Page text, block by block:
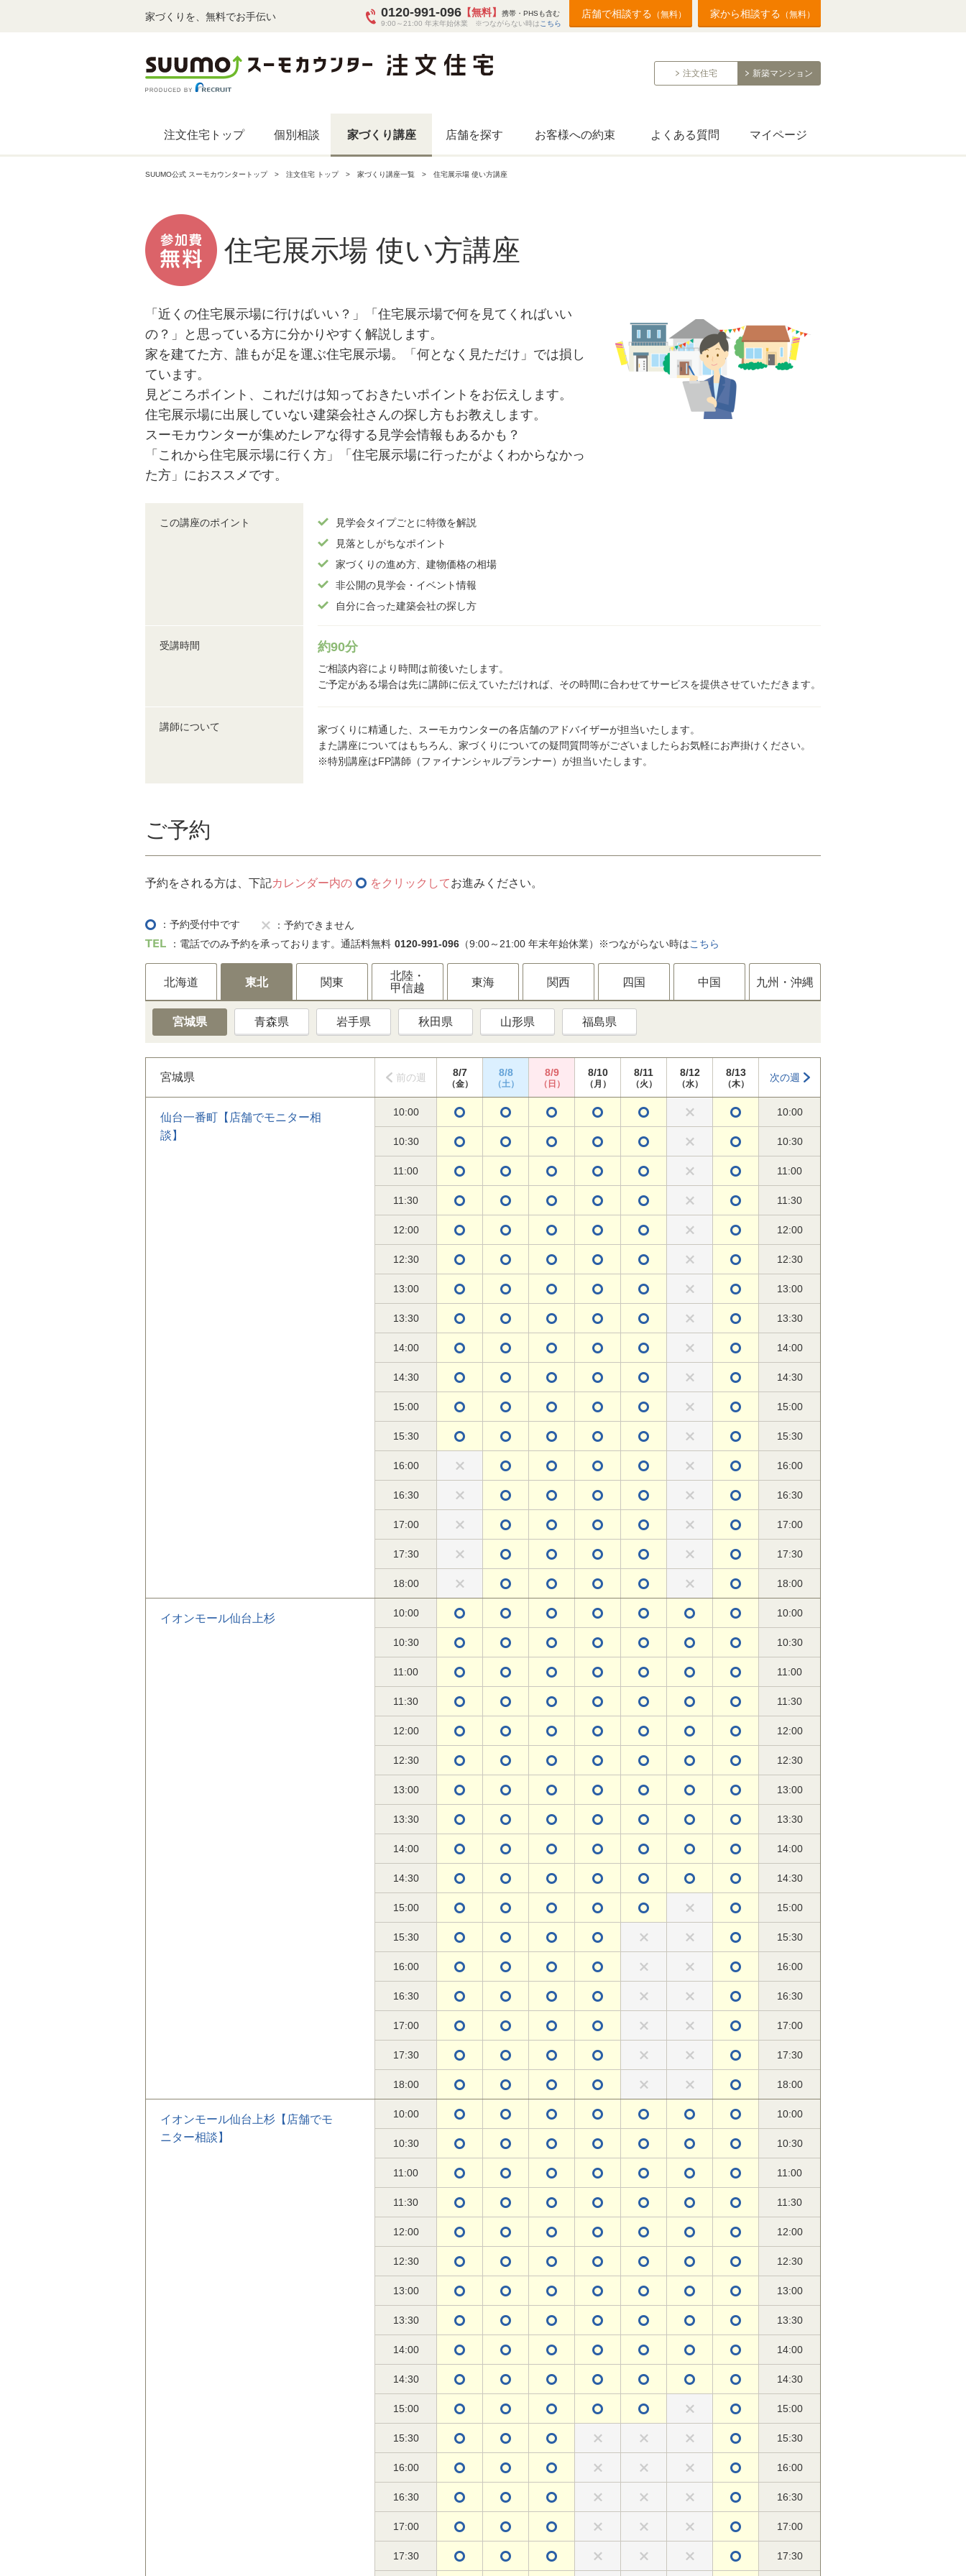
家づくりを、無料でお手伝い 0120-991-096 【無料】
携帯・PHSも含む
9:00～21:00 年末年始休業 ※つながらない時は こちら
店舗で相談する （無料） 家から相談する （無料）
注文住宅 新築マンション
注文住宅トップ 個別相談 家づくり講座 店舗を探す お客様への約束 よくある質問 マイページ
SUUMO公式 スーモカウンタートップ 注文住宅 トップ 家づくり講座一覧 住宅展示場 使い方講座
住宅展示場 使い方講座
「近くの住宅展示場に行けばいい？」「住宅展示場で何を見てくればいい
の？」と思っている方に分かりやすく解説します。
家を建てた方、誰もが足を運ぶ住宅展示場。「何となく見ただけ」では損し
ています。
見どころポイント、これだけは知っておきたいポイントをお伝えします。
住宅展示場に出展していない建築会社さんの探し方もお教えします。
スーモカウンターが集めたレアな得する見学会情報もあるかも？
「これから住宅展示場に行く方」「住宅展示場に行ったがよくわからなかっ
た方」におススメです。
この講座のポイント
見学会タイプごとに特徴を解説
見落としがちなポイント
家づくりの進め方、建物価格の相場
非公開の見学会・イベント情報
自分に合った建築会社の探し方
受講時間 約90分
ご相談内容により時間は前後いたします。
ご予定がある場合は先に講師に伝えていただければ、その時間に合わせてサービスを提供させていただきます。
講師について
家づくりに精通した、スーモカウンターの各店舗のアドバイザーが担当いたします。
また講座についてはもちろん、家づくりについての疑問質問等がございましたらお気軽にお声掛けください。
※特別講座はFP講師（ファイナンシャルプランナー）が担当いたします。
ご予約
予約をされる方は、下記カレンダー内の をクリックしてお進みください。
：予約受付中です
：予約できません
：電話でのみ予約を承っております。通話料無料 0120-991-096 （9:00～21:00 年末年始休業）※つながらない時はこちら
北海道 東北 関東
北陸・
甲信越
東海 関西 四国 中国 九州・沖縄
宮城県 青森県 岩手県 秋田県 山形県 福島県
宮城県 前の週 8/7
（金）
8/8
（土）
8/9
（日）
8/10
（月）
8/11
（火）
8/12
（水）
8/13
（木）
次の週
仙台一番町【店舗でモニター相
談】
10:00 10:00
10:30 10:30
11:00 11:00
11:30 11:30
12:00 12:00
12:30 12:30
13:00 13:00
13:30 13:30
14:00 14:00
14:30 14:30
15:00 15:00
15:30 15:30
16:00 16:00
16:30 16:30
17:00 17:00
17:30 17:30
18:00 18:00
イオンモール仙台上杉 10:00 10:00
10:30 10:30
11:00 11:00
11:30 11:30
12:00 12:00
12:30 12:30
13:00 13:00
13:30 13:30
14:00 14:00
14:30 14:30
15:00 15:00
15:30 15:30
16:00 16:00
16:30 16:30
17:00 17:00
17:30 17:30
18:00 18:00
イオンモール仙台上杉【店舗でモ
ニター相談】
10:00 10:00
10:30 10:30
11:00 11:00
11:30 11:30
12:00 12:00
12:30 12:30
13:00 13:00
13:30 13:30
14:00 14:00
14:30 14:30
15:00 15:00
15:30 15:30
16:00 16:00
16:30 16:30
17:00 17:00
17:30 17:30